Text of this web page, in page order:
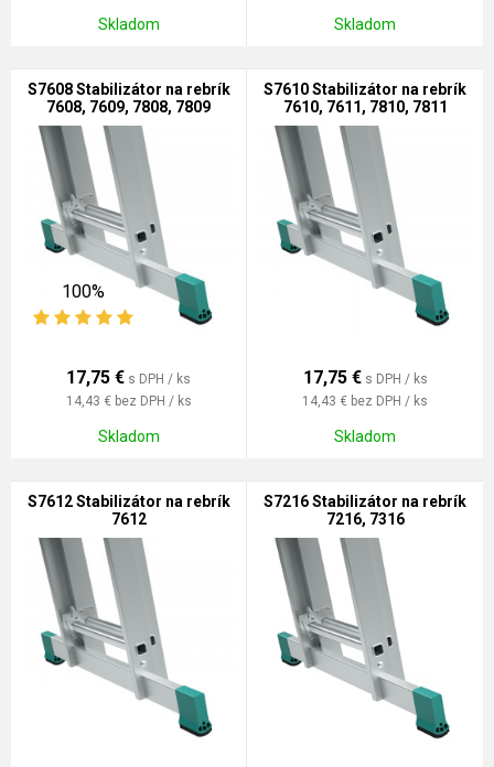
Skladom Skladom
S7608 Stabilizátor na rebrík
7608, 7609, 7808, 7809
100%
17,75 € s DPH / ks
14,43 € bez DPH / ks
Skladom
S7610 Stabilizátor na rebrík
7610, 7611, 7810, 7811
17,75 € s DPH / ks
14,43 € bez DPH / ks
Skladom
S7612 Stabilizátor na rebrík
7612
S7216 Stabilizátor na rebrík
7216, 7316